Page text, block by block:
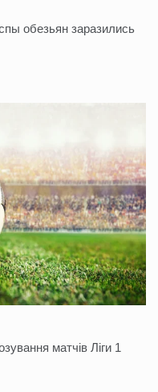
обезьян заразились
матчів Ліги 1